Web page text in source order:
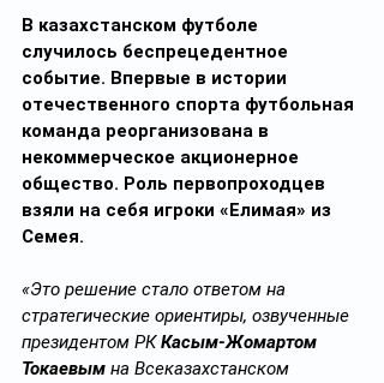
В казахстанском футболе
случилось беспрецедентное
событие. Впервые в истории
отечественного спорта футбольная
команда реорганизована в
некоммерческое акционерное
общество. Роль первопроходцев
взяли на себя игроки «Елимая» из
Семея.
«Это решение стало ответом на
стратегические ориентиры, озвученные
президентом РК Касым-Жомартом
Токаевым на Всеказахстанском